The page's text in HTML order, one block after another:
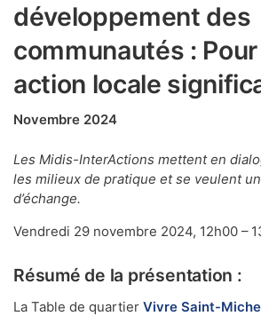
développement des
communautés :
action locale
Novembre 2024
Les Midis-InterActions mettent en
les milieux de pratique et se veulent
d’échange.
Vendredi 29 novembre 2024, 12h00 –
Résumé de la présentation :
La Table de quartier Vivre Saint-